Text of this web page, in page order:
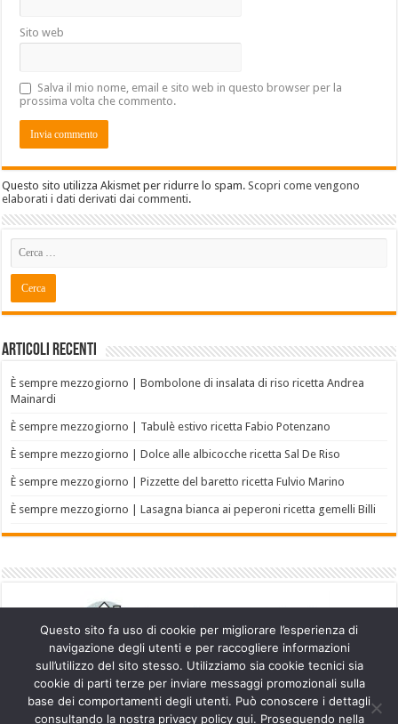
Sito web
Salva il mio nome, email e sito web in questo browser per la
prossima volta che commento.
Questo sito utilizza Akismet per ridurre lo spam.Scopri come vengono
elaborati i dati derivati dai commenti.
Articoli recenti
È sempre mezzogiorno | Bombolone di insalata di riso ricetta Andrea
Mainardi
È sempre mezzogiorno | Tabulè estivo ricetta Fabio Potenzano
È sempre mezzogiorno | Dolce alle albicocche ricetta Sal De Riso
È sempre mezzogiorno | Pizzette del baretto ricetta Fulvio Marino
È sempre mezzogiorno | Lasagna bianca ai peperoni ricetta gemelli Billi
Questo sito fa uso di cookie per migliorare l’esperienza di
navigazione degli utenti e per raccogliere informazioni
sull’utilizzo del sito stesso. Utilizziamo sia cookie tecnici sia
cookie di parti terze per inviare messaggi promozionali sulla
base dei comportamenti degli utenti. Può conoscere i dettagli
consultando la nostra privacy policy qui. Proseguendo nella